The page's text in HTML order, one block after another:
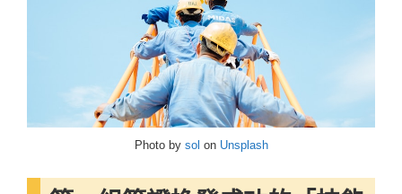
Photo by sol on Unsplash